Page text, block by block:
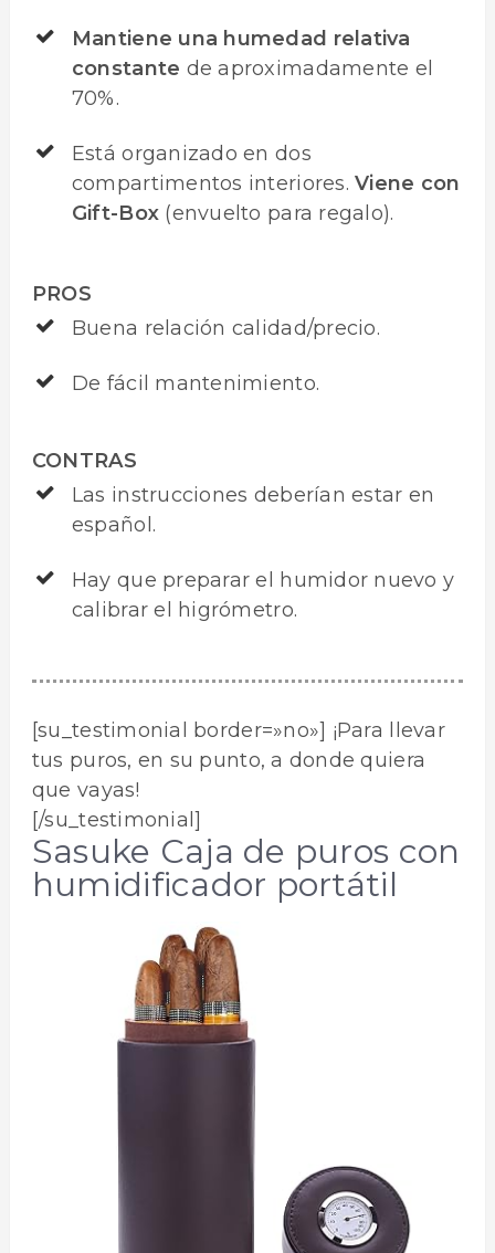
Mantiene una humedad relativa
constante de aproximadamente el
70%.
Está organizado en dos
compartimentos interiores.Viene con
Gift-Box (envuelto para regalo).
PROS
Buena relación calidad/precio.
De fácil mantenimiento.
CONTRAS
Las instrucciones deberían estar en
español.
Hay que preparar el humidor nuevo y
calibrar el higrómetro.
[su_testimonial border=»no»] ¡Para llevar
tus puros, en su punto, a donde quiera
que vayas!
[/su_testimonial]
Sasuke Caja de puros con
humidificador portátil